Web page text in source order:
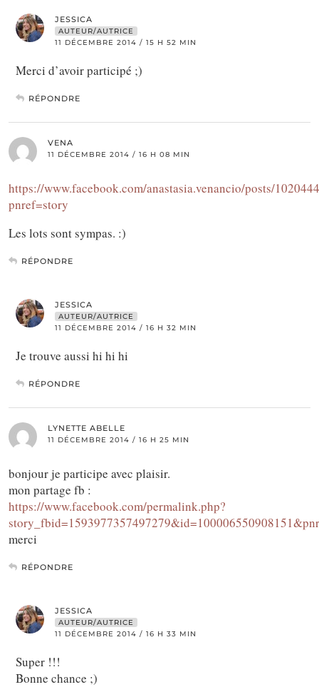
JESSICA
AUTEUR/AUTRICE
11 DÉCEMBRE 2014 / 15 H 52 MIN
Merci d’avoir participé ;)
RÉPONDRE
VENA
11 DÉCEMBRE 2014 / 16 H 08 MIN
https://www.facebook.com/anastasia.venancio/posts/
pnref=story
Les lots sont sympas. :)
RÉPONDRE
JESSICA
AUTEUR/AUTRICE
11 DÉCEMBRE 2014 / 16 H 32 MIN
Je trouve aussi hi hi hi
RÉPONDRE
LYNETTE ABELLE
11 DÉCEMBRE 2014 / 16 H 25 MIN
bonjour je participe avec plaisir.
mon partage fb :
https://www.facebook.com/permalink.php?
merci
RÉPONDRE
JESSICA
AUTEUR/AUTRICE
11 DÉCEMBRE 2014 / 16 H 33 MIN
Super !!!
Bonne chance ;)